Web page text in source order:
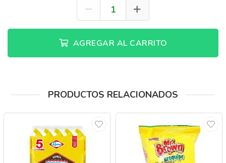
AGREGAR AL CARRITO
PRODUCTOS RELACIONADOS